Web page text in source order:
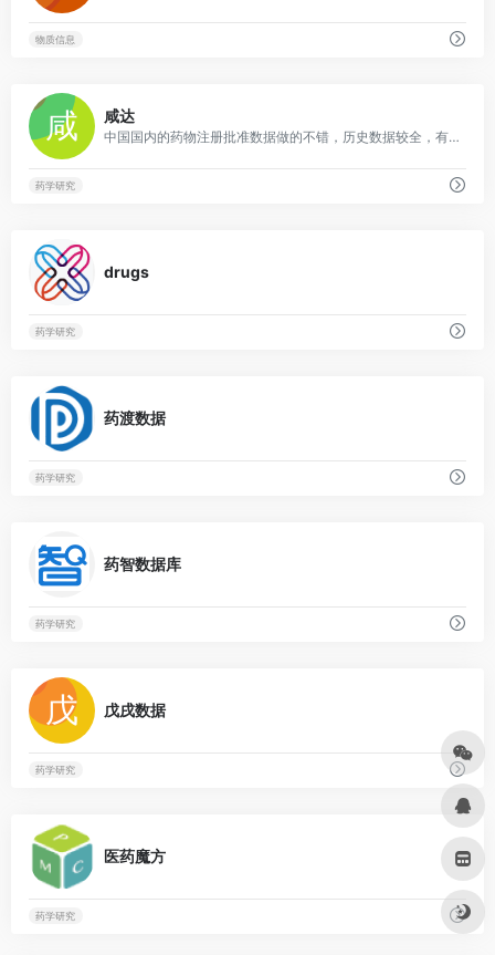
物质信息
咸达
中国国内的药物注册批准数据做的不错，历史数据较全，有审评结论
药学研究
drugs
药学研究
药渡数据
药学研究
药智数据库
药学研究
戊戌数据
药学研究
医药魔方
药学研究